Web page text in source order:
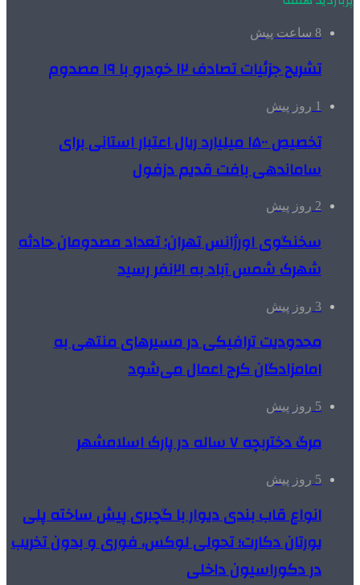
8 ساعت پیش
تشریح جزئیات تصادف ۱۲ خودرو با ۱۹ مصدوم
1 روز پیش
تخصیص ۱۵۰۰ میلیارد ریال اعتبار استانی برای
ساماندهی بافت قدیم دزفول
2 روز پیش
سخنگوی اورژانس تهران: تعداد مصدومان حادثه
شهرک شمس آباد به ۲۱نفر رسید
3 روز پیش
محدودیت ترافیکی در مسیرهای منتهی به
امامزادگان کرج اعمال می‌شود
5 روز پیش
مرگ دختربچه ۷ ساله در پارک اسلامشهر
5 روز پیش
انواع قاب بندی دیوار با گچبری پیش ساخته پلی
یورتان دکارت؛ تحولی لوکس، فوری و بدون تخریب
در دکوراسیون داخلی